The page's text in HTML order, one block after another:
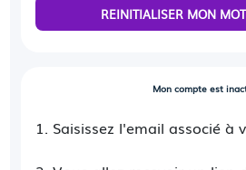
REINITIALISER MON
Mon compte est
1. Saisissez l'email associé à